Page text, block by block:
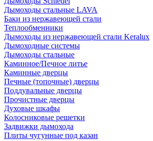
Дымоходы стальные LAVA
Баки из нержавеющей стали
Теплообменники
Дымоходы из нержавеющей стали Keralux
Дымоходные системы
Дымоходы стальные
Каминное/Печное литье
Каминные дверцы
Печные (топочные) дверцы
Поддувальные дверцы
Прочистные дверцы
Духовые шкафы
Колосниковые решетки
Задвижки дымохода
Плиты чугунные под казан